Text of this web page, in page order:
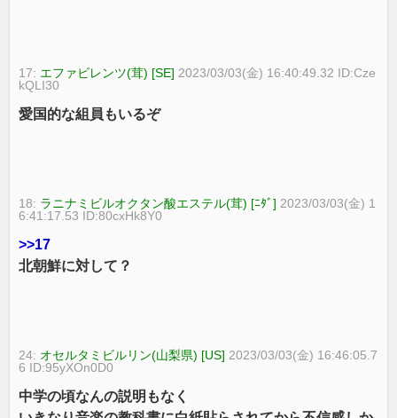
17: エファビレンツ(茸) [SE] 2023/03/03(金) 16:40:49.32 ID:Cze
kQLI30
愛国的な組員もいるぞ
18: ラニナミビルオクタン酸エステル(茸) [ﾆﾀﾞ] 2023/03/03(金) 1
6:41:17.53 ID:80cxHk8Y0
>>17
北朝鮮に対して？
24: オセルタミビルリン(山梨県) [US] 2023/03/03(金) 16:46:05.7
6 ID:95yXOn0D0
中学の頃なんの説明もなく